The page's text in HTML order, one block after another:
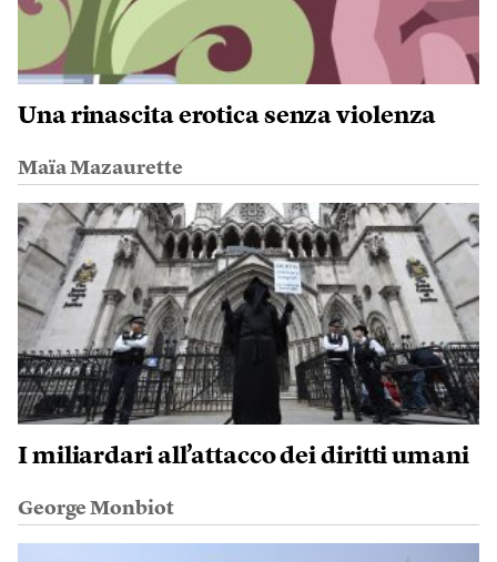
Una rinascita erotica senza violenza
Maïa Mazaurette
I miliardari all’attacco dei diritti umani
George Monbiot